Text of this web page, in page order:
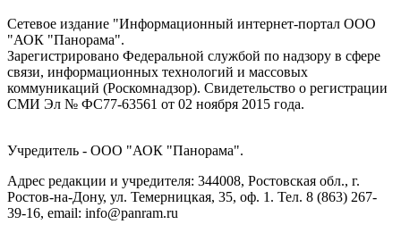
Сетевое издание "Информационный интернет-портал ООО
"АОК "Панорама".
Зарегистрировано Федеральной службой по надзору в сфере
связи, информационных технологий и массовых
коммуникаций (Роскомнадзор). Cвидетельство о регистрации
СМИ Эл № ФС77-63561 от 02 ноября 2015 года.
Учредитель - ООО "АОК "Панорама".
Адрес редакции и учредителя: 344008, Ростовская обл., г.
Ростов-на-Дону, ул. Темерницкая, 35, оф. 1. Тел. 8 (863) 267-
39-16, email: info@panram.ru